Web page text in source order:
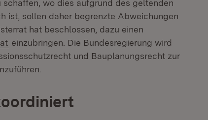
wo dies aufgrund des geltenden
ist, sollen daher begrenzte Abweichungen
hat beschlossen, dazu einen
(Öffnet in neuem Fenster)
einzubringen. Die Bundesregierung wird
und Bauplanungsrecht zur